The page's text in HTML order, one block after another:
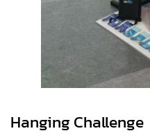
Hanging Challenge